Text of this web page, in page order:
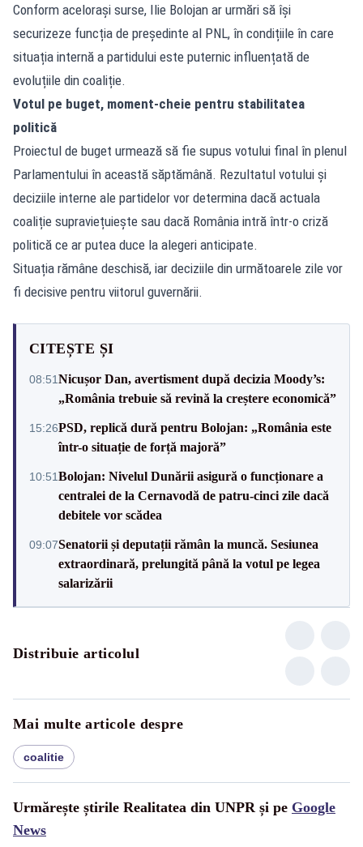
Conform acelorași surse, Ilie Bolojan ar urmări să își
securizeze funcția de președinte al PNL, în condițiile în care
situația internă a partidului este puternic influențată de
evoluțiile din coaliție.
Votul pe buget, moment-cheie pentru stabilitatea
politică
Proiectul de buget urmează să fie supus votului final în plenul
Parlamentului în această săptămână. Rezultatul votului și
deciziile interne ale partidelor vor determina dacă actuala
coaliție supraviețuiește sau dacă România intră într-o criză
politică ce ar putea duce la alegeri anticipate.
Situația rămâne deschisă, iar deciziile din următoarele zile vor
fi decisive pentru viitorul guvernării.
CITEȘTE ȘI
08:51Nicușor Dan, avertisment după decizia Moody’s:
„România trebuie să revină la creștere economică”
15:26PSD, replică dură pentru Bolojan: „România este
într-o situație de forță majoră”
10:51Bolojan: Nivelul Dunării asigură o funcționare a
centralei de la Cernavodă de patru-cinci zile dacă
debitele vor scădea
09:07Senatorii și deputații rămân la muncă. Sesiunea
extraordinară, prelungită până la votul pe legea
salarizării
Distribuie articolul
Mai multe articole despre
coalitie
Urmărește știrile Realitatea din UNPR și pe Google
News